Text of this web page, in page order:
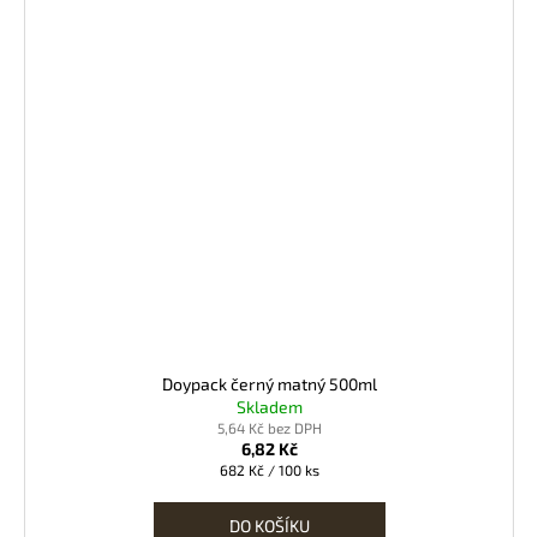
Doypack černý matný 500ml
Skladem
5,64 Kč bez DPH
6,82 Kč
Měrná
682 Kč / 100 ks
DO KOŠÍKU